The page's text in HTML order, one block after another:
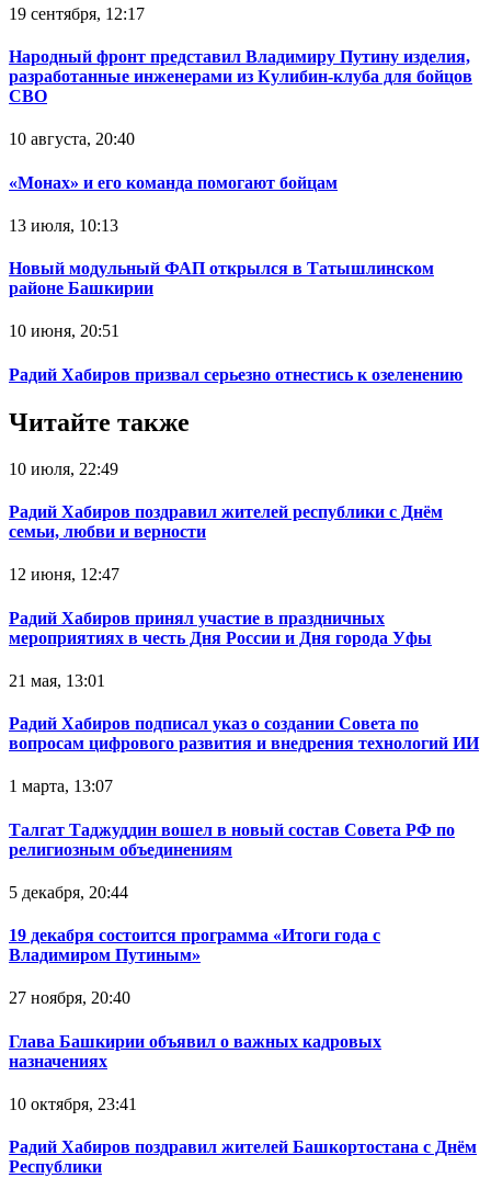
19 сентября, 12:17
Народный фронт представил Владимиру Путину изделия,
разработанные инженерами из Кулибин-клуба для бойцов
СВО
10 августа, 20:40
«Монах» и его команда помогают бойцам
13 июля, 10:13
Новый модульный ФАП открылся в Татышлинском
районе Башкирии
10 июня, 20:51
Радий Хабиров призвал серьезно отнестись к озеленению
Читайте также
10 июля, 22:49
Радий Хабиров поздравил жителей республики с Днём
семьи, любви и верности
12 июня, 12:47
Радий Хабиров принял участие в праздничных
мероприятиях в честь Дня России и Дня города Уфы
21 мая, 13:01
Радий Хабиров подписал указ о создании Совета по
вопросам цифрового развития и внедрения технологий ИИ
1 марта, 13:07
Талгат Таджуддин вошел в новый состав Совета РФ по
религиозным объединениям
5 декабря, 20:44
19 декабря состоится программа «Итоги года с
Владимиром Путиным»
27 ноября, 20:40
Глава Башкирии объявил о важных кадровых
назначениях
10 октября, 23:41
Радий Хабиров поздравил жителей Башкортостана с Днём
Республики